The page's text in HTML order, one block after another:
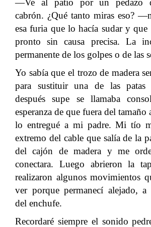
cabrón. ¿Qué tanto miras eso?
esa furia que lo hacía sudar y que
pronto sin causa precisa. La
permanente de los golpes o de las
Yo sabía que el trozo de madera
para sustituir una de las
después supe se llamaba
esperanza de que fuera del tamaño
lo entregué a mi padre. Mi tío
extremo del cable que salía de la
del cajón de madera y me
conectara. Luego abrieron la
realizaron algunos movimientos
ver porque permanecí alejado, a
del enchufe.
Recordaré siempre el sonido